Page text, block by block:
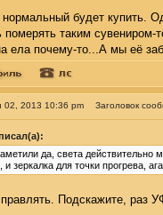
нормальный будет купить.
померять таким
ела почему-то...А мы её
02, 2013 10:36 pm Заголовок
да, света
зеркалка для точки прогрева,
Подскажите, раз